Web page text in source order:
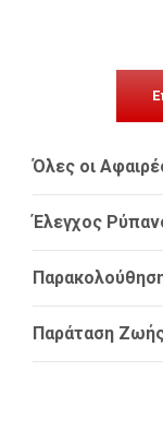
Όλες οι
Έλεγχος
Παράταση